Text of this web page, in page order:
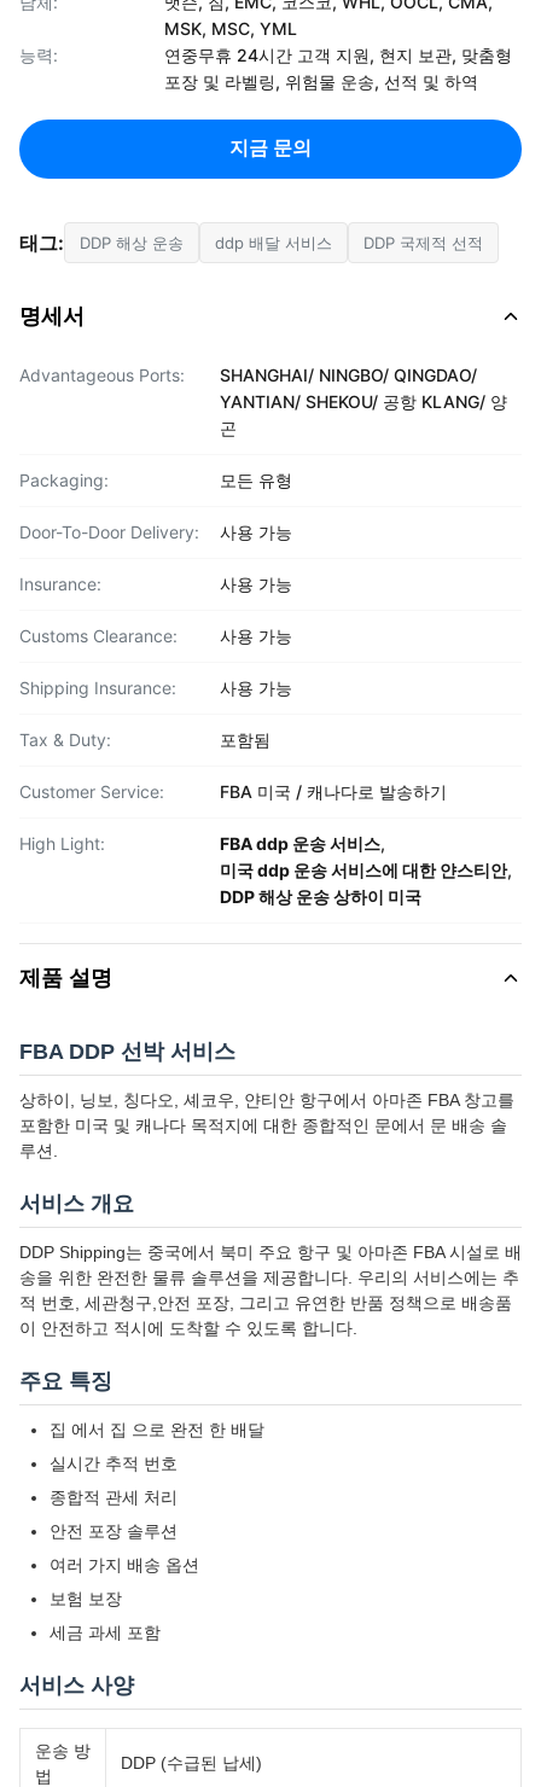
MSK, MSC, YML
능력:
연중무휴 24시간 고객 지원, 현지 보관, 맞춤형
포장 및 라벨링, 위험물 운송, 선적 및 하역
지금 문의
태그: DDP 해상 운송 ddp 배달 서비스 DDP 국제적 선적
명세서
Advantageous Ports:
SHANGHAI/ NINGBO/ QINGDAO/
YANTIAN/ SHEKOU/ 공항 KLANG/ 양
곤
Packaging: 모든 유형
Door-To-Door Delivery: 사용 가능
Insurance: 사용 가능
Customs Clearance: 사용 가능
Shipping Insurance: 사용 가능
Tax & Duty: 포함됨
Customer Service: FBA 미국 / 캐나다로 발송하기
High Light: FBA ddp 운송 서비스,
미국 ddp 운송 서비스에 대한 얀스티안,
DDP 해상 운송 상하이 미국
제품 설명
FBA DDP 선박 서비스
상하이, 닝보, 칭다오, 셰코우, 얀티안 항구에서 아마존 FBA 창고를
포함한 미국 및 캐나다 목적지에 대한 종합적인 문에서 문 배송 솔
루션.
서비스 개요
DDP Shipping는 중국에서 북미 주요 항구 및 아마존 FBA 시설로 배
송을 위한 완전한 물류 솔루션을 제공합니다. 우리의 서비스에는 추
적 번호, 세관청구,안전 포장, 그리고 유연한 반품 정책으로 배송품
이 안전하고 적시에 도착할 수 있도록 합니다.
주요 특징
집 에서 집 으로 완전 한 배달
실시간 추적 번호
종합적 관세 처리
안전 포장 솔루션
여러 가지 배송 옵션
보험 보장
세금 과세 포함
서비스 사양
운송 방
법
DDP (수급된 납세)